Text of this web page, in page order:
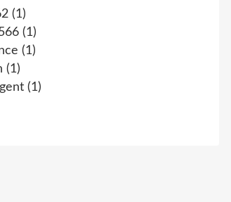
(1)
(1)
(1)
(1)
(1)